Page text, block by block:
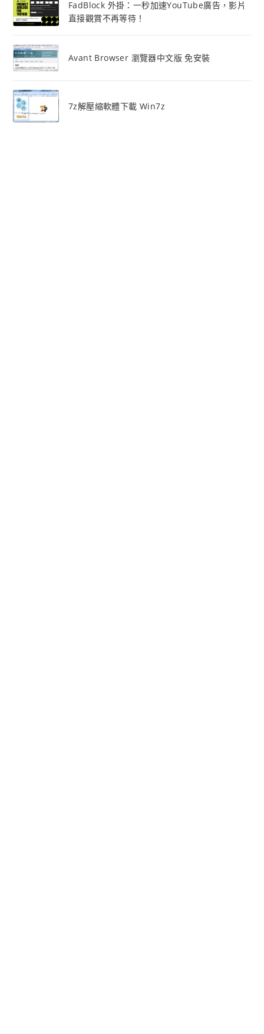
FadBlock 外掛：一秒加速YouTube廣告，影片
直接觀賞不再等待！
Avant Browser 瀏覽器中文版 免安裝
7z解壓縮軟體下載 Win7z